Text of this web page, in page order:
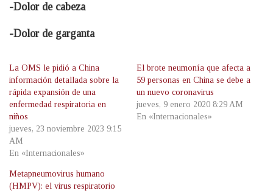
-Dolor de cabeza
-Dolor de garganta
La OMS le pidió a China
información detallada sobre la
rápida expansión de una
enfermedad respiratoria en
niños
jueves, 23 noviembre 2023 9:15
AM
En «Internacionales»
El brote neumonía que afecta a
59 personas en China se debe a
un nuevo coronavirus
jueves, 9 enero 2020 8:29 AM
En «Internacionales»
Metapneumovirus humano
(HMPV): el virus respiratorio